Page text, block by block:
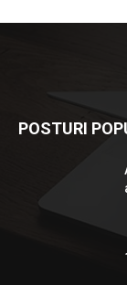
POSTURI